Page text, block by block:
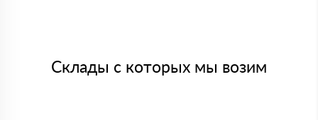
Склады с которых мы возим